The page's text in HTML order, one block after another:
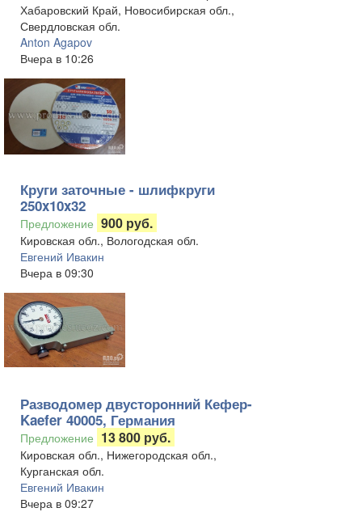
Хабаровский Край, Новосибирская обл.,
Свердловская обл.
Anton Agapov
Вчера в 10:26
Круги заточные - шлифкруги
250x10x32
Предложение 900 руб.
Кировская обл., Вологодская обл.
Евгений Ивакин
Вчера в 09:30
Разводомер двусторонний Кефер-
Kaefer 40005, Германия
Предложение 13 800 руб.
Кировская обл., Нижегородская обл.,
Курганская обл.
Евгений Ивакин
Вчера в 09:27